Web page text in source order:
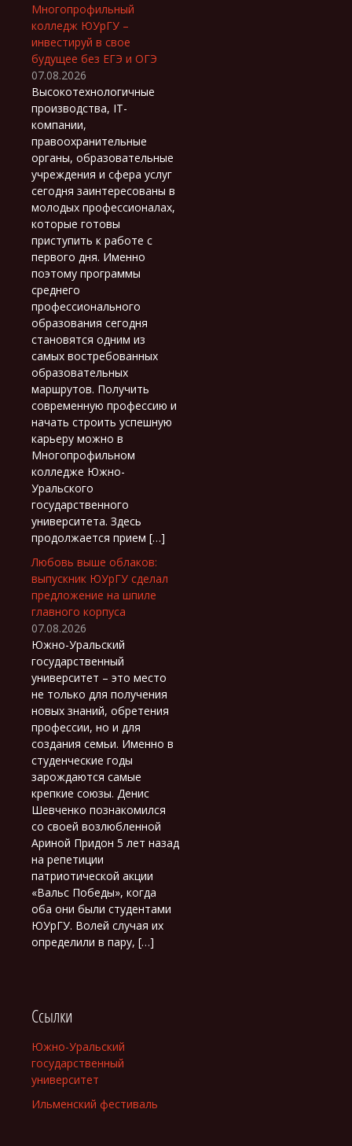
Многопрофильный
колледж ЮУрГУ –
инвестируй в свое
будущее без ЕГЭ и ОГЭ
07.08.2026
Высокотехнологичные
производства, IT-
компании,
правоохранительные
органы, образовательные
учреждения и сфера услуг
сегодня заинтересованы в
молодых профессионалах,
которые готовы
приступить к работе с
первого дня. Именно
поэтому программы
среднего
профессионального
образования сегодня
становятся одним из
самых востребованных
образовательных
маршрутов. Получить
современную профессию и
начать строить успешную
карьеру можно в
Многопрофильном
колледже Южно-
Уральского
государственного
университета. Здесь
продолжается прием […]
Любовь выше облаков:
выпускник ЮУрГУ сделал
предложение на шпиле
главного корпуса
07.08.2026
Южно-Уральский
государственный
университет – это место
не только для получения
новых знаний, обретения
профессии, но и для
создания семьи. Именно в
студенческие годы
зарождаются самые
крепкие союзы. Денис
Шевченко познакомился
со своей возлюбленной
Ариной Придон 5 лет назад
на репетиции
патриотической акции
«Вальс Победы», когда
оба они были студентами
ЮУрГУ. Волей случая их
определили в пару, […]
Ссылки
Южно-Уральский
государственный
университет
Ильменский фестиваль